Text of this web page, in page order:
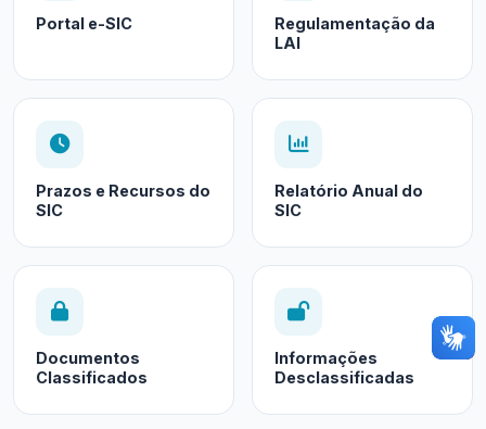
Portal e-SIC
Regulamentação da
LAI
Prazos e Recursos do
SIC
Relatório Anual do
SIC
Documentos
Classificados
Informações
Desclassificadas